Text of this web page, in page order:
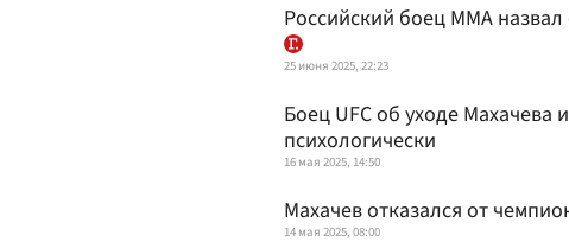
Российский боец ММА
25 июня 2025, 22:23
Боец UFC об уходе Махачева
психологически
16 мая 2025, 14:50
Махачев отказался от
14 мая 2025, 08:00